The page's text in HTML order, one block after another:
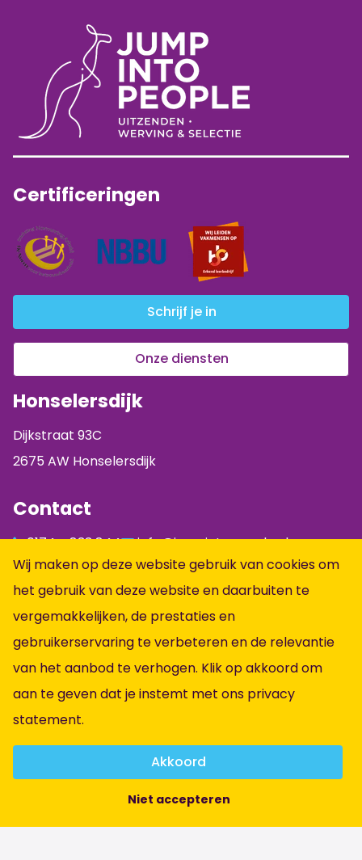
Certificeringen
Schrijf je in
Onze diensten
Honselersdijk
Dijkstraat 93C
2675 AW Honselersdijk
Contact
0174 - 833 844
info@jumpintopeople.nl
Facebook
Instagram
LinkedIn
Informatie
Alle vacatures
Vacatures per vakgebied
Over ons
Contact
Algemene voorwaarden
Privacybeleid
Wij maken op deze website gebruik van cookies om
het gebruik van deze website en daarbuiten te
vergemakkelijken, de prestaties en
gebruikerservaring te verbeteren en de relevantie
van het aanbod te verhogen. Klik op akkoord om
aan te geven dat je instemt met ons privacy
statement.
Akkoord
Niet accepteren